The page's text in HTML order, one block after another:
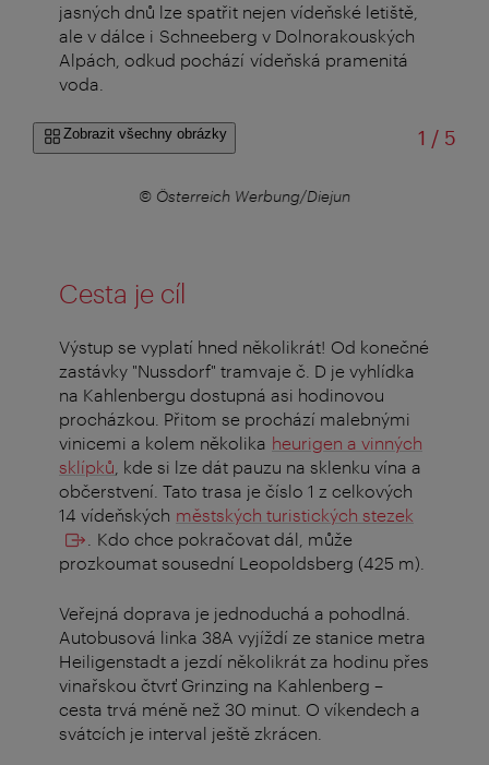
jasných dnů lze spatřit nejen vídeňské letiště,
ale v dálce i Schneeberg v Dolnorakouských
Alpách, odkud pochází vídeňská pramenitá
voda.
Zobrazit všechny obrázky 1 /z5
© Österreich Werbung/Diejun
Cesta je cíl
Výstup se vyplatí hned několikrát! Od konečné
zastávky "Nussdorf" tramvaje č. D je vyhlídka
na Kahlenbergu dostupná asi hodinovou
procházkou. Přitom se prochází malebnými
vinicemi a kolem několika heurigen a vinných
sklípků , kde si lze dát pauzu na sklenku vína a
občerstvení. Tato trasa je číslo 1 z celkových
14 vídeňských městských turistických stezek
. Kdo chce pokračovat dál, může
prozkoumat sousední Leopoldsberg (425 m).
Veřejná doprava je jednoduchá a pohodlná.
Autobusová linka 38A vyjíždí ze stanice metra
Heiligenstadt a jezdí několikrát za hodinu přes
vinařskou čtvrť Grinzing na Kahlenberg –
cesta trvá méně než 30 minut. O víkendech a
svátcích je interval ještě zkrácen.